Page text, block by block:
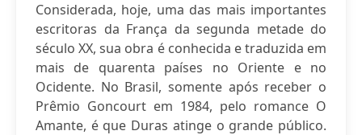
Considerada, hoje, uma das mais importantes
escritoras da França da segunda metade do
século XX, sua obra é conhecida e traduzida em
mais de quarenta países no Oriente e no
Ocidente. No Brasil, somente após receber o
Prêmio Goncourt em 1984, pelo romance O
Amante, é que Duras atinge o grande público.